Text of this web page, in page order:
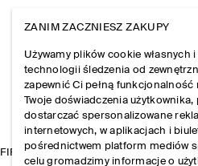
FIRMA
ZANIM ZACZNIESZ ZAKUPY
Używamy plików cookie własnych
technologii śledzenia od
zapewnić Ci pełną
Twoje doświadczenia użytkownika,
dostarczać spersonalizowane
internetowych, w aplikacjach i
pośrednictwem platform mediów
celu gromadzimy informacje o